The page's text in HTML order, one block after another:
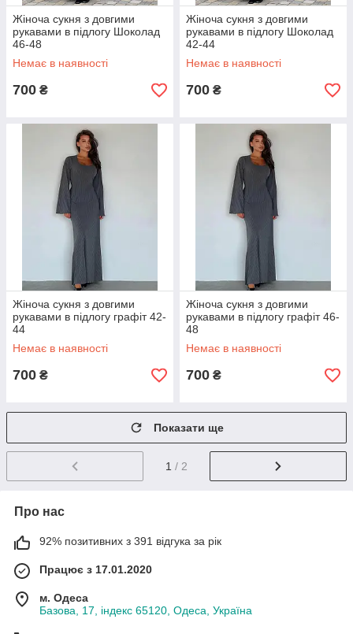
Жіноча сукня з довгими
рукавами в підлогу Шоколад
46-48
Немає в наявності
700 ₴
Жіноча сукня з довгими
рукавами в підлогу Шоколад
42-44
Немає в наявності
700 ₴
Жіноча сукня з довгими
рукавами в підлогу графіт 42-
44
Немає в наявності
700 ₴
Жіноча сукня з довгими
рукавами в підлогу графіт 46-
48
Немає в наявності
700 ₴
Показати ще
1 / 2
Про нас
92% позитивних з 391 відгука за рік
Працює з 17.01.2020
м. Одеса
Базова, 17, індекс 65120, Одеса, Україна